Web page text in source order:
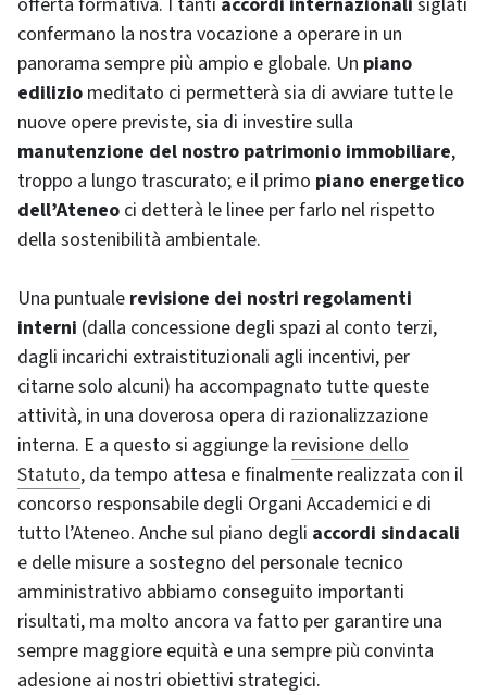
confermano la nostra vocazione a operare in un
panorama sempre più ampio e globale. Un piano
edilizio meditato ci permetterà sia di avviare tutte le
nuove opere previste, sia di investire sulla
manutenzione del nostro patrimonio immobiliare,
troppo a lungo trascurato; e il primo piano energetico
dell’Ateneo ci detterà le linee per farlo nel rispetto
della sostenibilità ambientale.
Una puntuale revisione dei nostri regolamenti
interni (dalla concessione degli spazi al conto terzi,
dagli incarichi extraistituzionali agli incentivi, per
citarne solo alcuni) ha accompagnato tutte queste
attività, in una doverosa opera di razionalizzazione
interna. E a questo si aggiunge la revisione dello
Statuto, da tempo attesa e finalmente realizzata con il
concorso responsabile degli Organi Accademici e di
tutto l’Ateneo. Anche sul piano degli accordi sindacali
e delle misure a sostegno del personale tecnico
amministrativo abbiamo conseguito importanti
risultati, ma molto ancora va fatto per garantire una
sempre maggiore equità e una sempre più convinta
adesione ai nostri obiettivi strategici.